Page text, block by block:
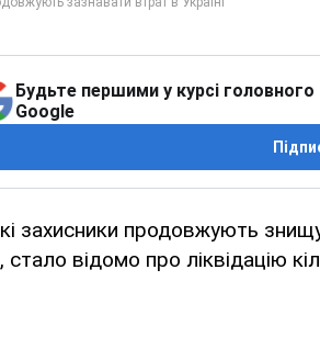
Будьте першими у курсі
Google
захисники продовжують
відомо про ліквідацію